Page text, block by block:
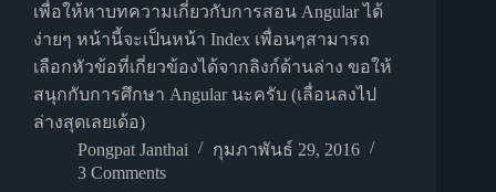
เพื่อให้หาบทความเกี่ยวกับการสอน Angular ได้
ง่ายๆ หน้านี้จะเป็นหน้า Index เพื่อนๆสามารถ
เลือกหัวข้อที่เกี่ยวข้องได้จากลิงก์ด้านล่าง ขอให้
สนุกกับการศึกษา Angular นะครับ (เลื่อนลงไป
ล่างสุดเลยเด้อ)
Pongpat Janthai
กุมภาพันธ์ 29, 2016
3 Comments